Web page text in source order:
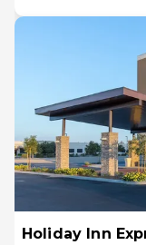
Holiday Inn